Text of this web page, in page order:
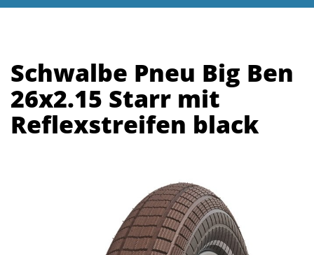
Schwalbe Pneu Big Ben
26x2.15 Starr mit
Reflexstreifen black